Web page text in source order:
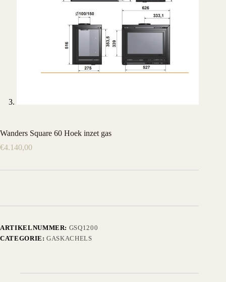
Wanders Square 60 Hoek inzet gas
€4.140,00
ARTIKELNUMMER: GSQ1200
CATEGORIE:GASKACHELS